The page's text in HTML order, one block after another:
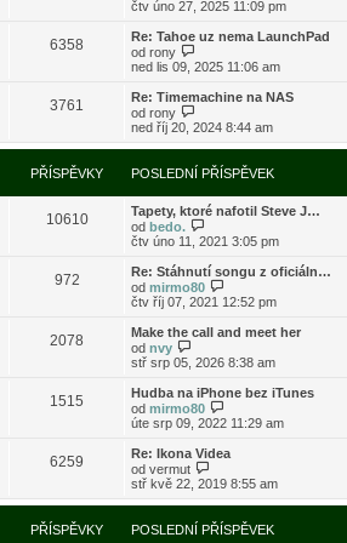
ě
e
ř
s
ě
e
o
l
d
í
ř
í
s
p
ě
v
e
k
o
r
z
i
p
o
s
l
e
d
í
ř
í
p
ě
v
k
čtv úno 27, 2025 11:09 pm
6358
Re: Tahoe uz nema LaunchPad
od rony
o
r
z
i
t
p
o
s
l
e
d
í
p
ř
í
p
ě
v
k
ned lis 09, 2025 11:06 am
3761
Re: Timemachine na NAS
od rony
o
r
a
z
i
t
p
o
l
e
d
í
ř
í
s
p
ě
v
k
ned říj 20, 2024 8:44 am
PŘÍSPĚVKY POSLEDNÍ PŘÍSPĚVEK
10610
Tapety, ktoré nafotil Steve J…
od bedo.
o
r
a
z
i
t
p
o
s
e
d
n
p
ř
í
s
ě
čtv úno 11, 2021 3:05 pm
972
Re: Stáhnutí songu z oficiáln…
od mirmo80
o
r
z
p
o
s
e
n
í
ř
čtv říj 07, 2021 12:52 pm
2078
Make the call and meet her
od nvy
o
r
a
z
t
p
o
s
l
e
d
stř srp 05, 2026 8:38 am
1515
Hudba na iPhone bez iTunes
od mirmo80
o
r
z
t
p
o
úte srp 09, 2022 11:29 am
6259
Re: Ikona Videa
od vermut
o
r
a
z
stř kvě 22, 2019 8:55 am
PŘÍSPĚVKY POSLEDNÍ PŘÍSPĚVEK